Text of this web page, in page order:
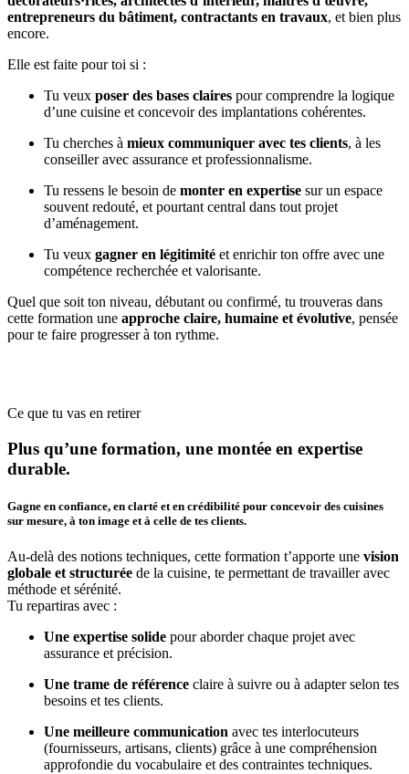
entrepreneurs du bâtiment, contractants en travaux, et bien plus
encore.
Elle est faite pour toi si :
Tu veux poser des bases claires pour comprendre la logique
d’une cuisine et concevoir des implantations cohérentes.
Tu cherches à mieux communiquer avec tes clients, à les
conseiller avec assurance et professionnalisme.
Tu ressens le besoin de monter en expertise sur un espace
souvent redouté, et pourtant central dans tout projet
d’aménagement.
Tu veux gagner en légitimité et enrichir ton offre avec une
compétence recherchée et valorisante.
Quel que soit ton niveau, débutant ou confirmé, tu trouveras dans
cette formation une approche claire, humaine et évolutive, pensée
pour te faire progresser à ton rythme.
Ce que tu vas en retirer
Plus qu’une formation, une montée en expertise
durable.
Gagne en confiance, en clarté et en crédibilité pour concevoir des cuisines
sur mesure, à ton image et à celle de tes clients.
Au-delà des notions techniques, cette formation t’apporte une vision
globale et structurée de la cuisine, te permettant de travailler avec
méthode et sérénité.
Tu repartiras avec :
Une expertise solide pour aborder chaque projet avec
assurance et précision.
Une trame de référence claire à suivre ou à adapter selon tes
besoins et tes clients.
Une meilleure communication avec tes interlocuteurs
(fournisseurs, artisans, clients) grâce à une compréhension
approfondie du vocabulaire et des contraintes techniques.